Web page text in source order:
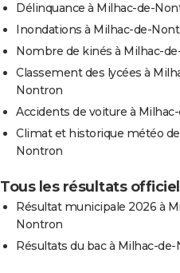
Délinquance à Milhac-de-
Inondations à Milhac-de-
Nombre de kinés à Milhac-
Classement des lycées à
Nontron
Accidents de voiture à
Climat et historique météo
Nontron
Tous les résultats
Résultat municipale 2026 à
Nontron
Résultats du bac à Milhac-